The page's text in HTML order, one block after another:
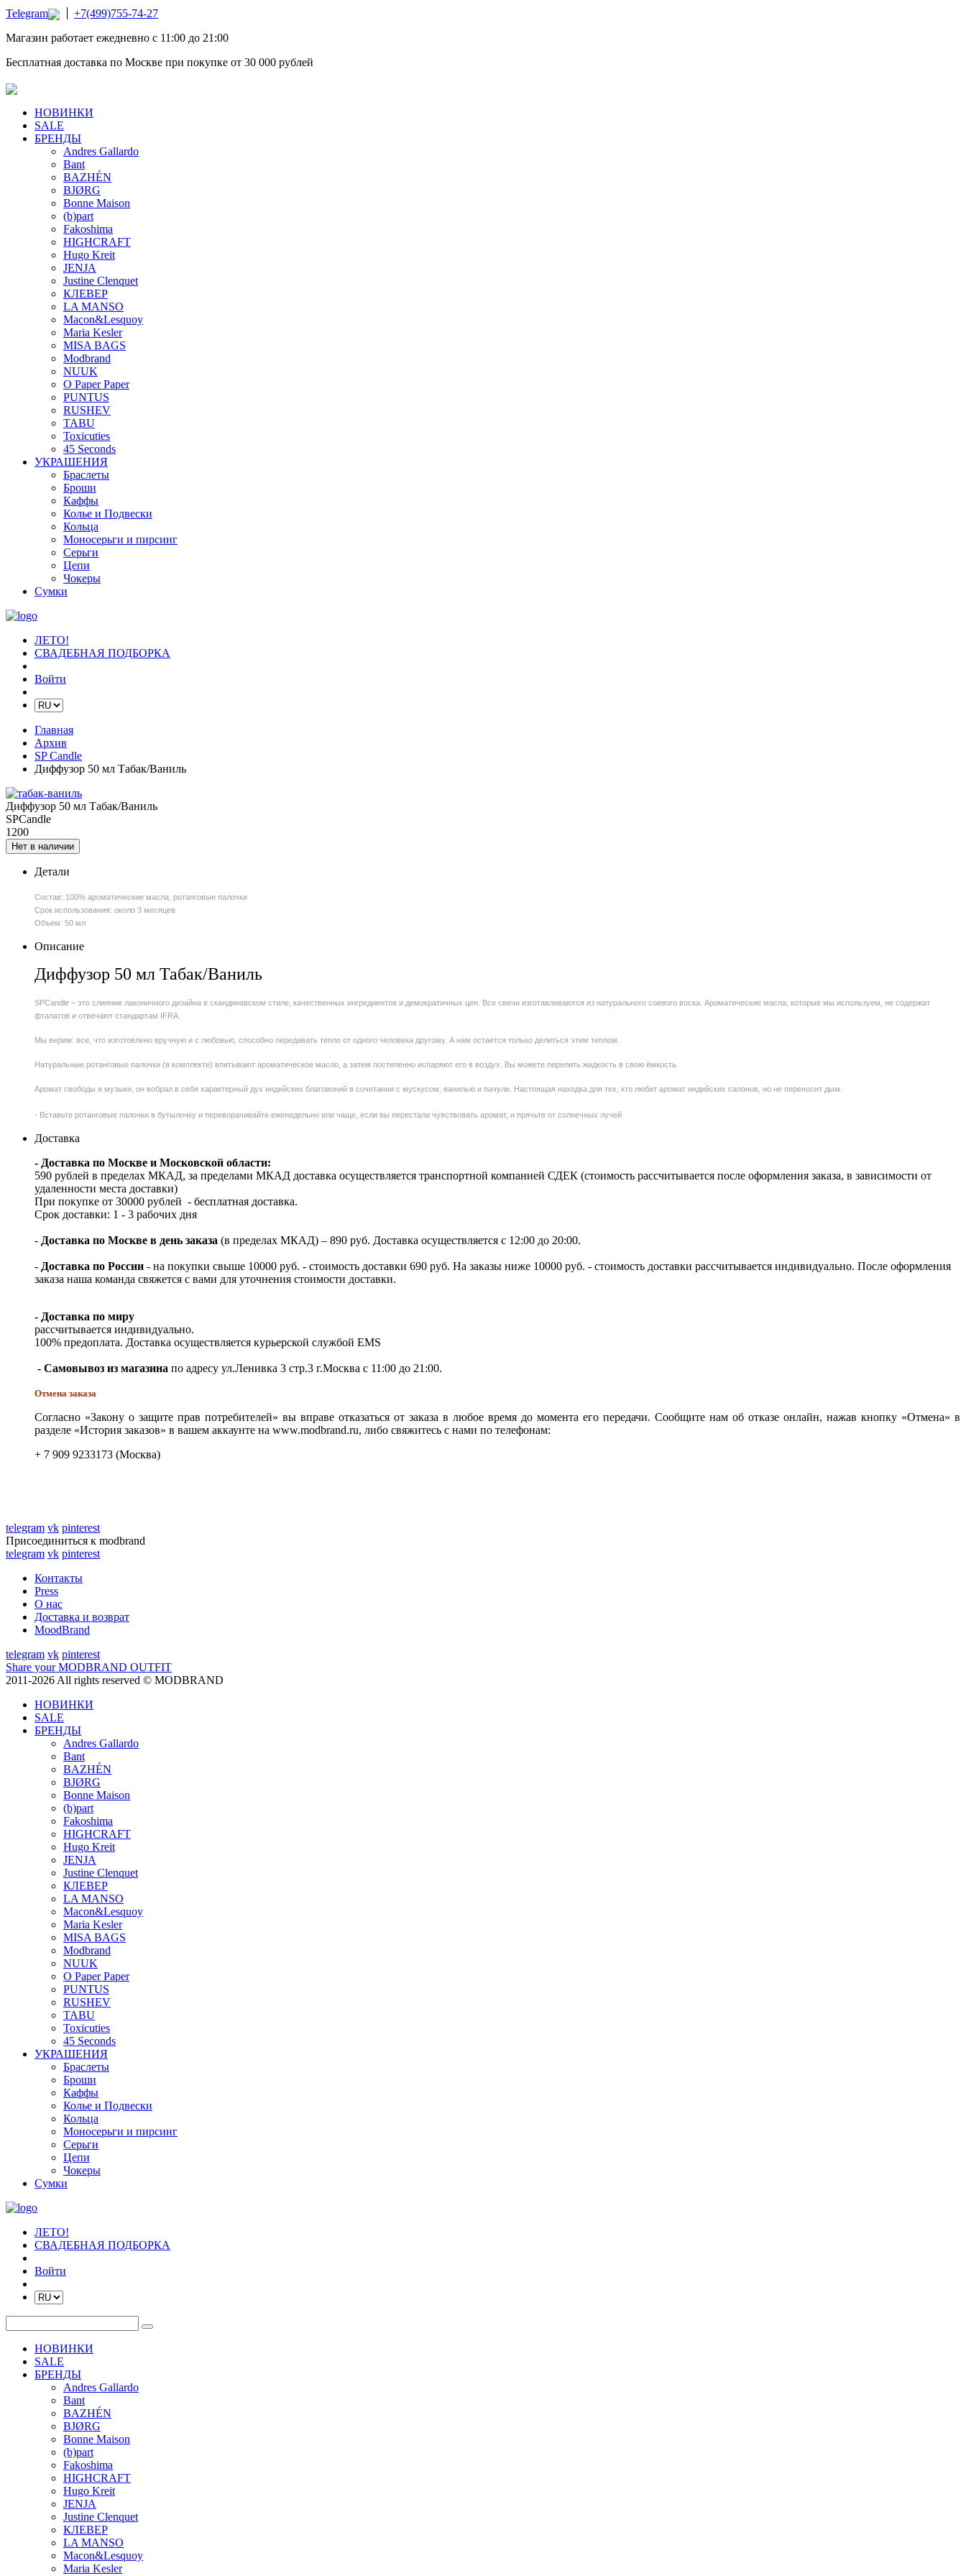
Telegram
+7(499)755-74-27
Магазин работает ежедневно с 11:00 до 21:00
Бесплатная доставка по Москве при покупке от 30 000 рублей
НОВИНКИ
SALE
БРЕНДЫ
Andres Gallardo
Bant
BAZHÉN
BJØRG
Bonne Maison
(b)part
Fakoshima
HIGHCRAFT
Hugo Kreit
JENJA
Justine Clenquet
КЛЕВЕР
LA MANSO
Macon&Lesquoy
Maria Kesler
MISA BAGS
Modbrand
NUUK
O Paper Paper
PUNTUS
RUSHEV
TABU
Toxicuties
45 Seconds
УКРАШЕНИЯ
Браслеты
Броши
Каффы
Колье и Подвески
Кольца
Моносерьги и пирсинг
Серьги
Цепи
Чокеры
Сумки
ЛЕТО!
СВАДЕБНАЯ ПОДБОРКА
Войти
Главная
Архив
SP Candle
Диффузор 50 мл Табак/Ваниль
Диффузор 50 мл Табак/Ваниль
SPCandle
1200
Нет в наличии
Детали
Состав: 100% ароматические масла, ротанговые палочки
Срок использования: около 3 месяцев
Объем: 50 мл
Описание
Диффузор 50 мл Табак/Ваниль
SPCandle – это слияние лаконичного дизайна в скандинавском стиле, качественных ингредиентов и демократичных цен. Все свечи изготавливаются из натурального соевого воска. Ароматические масла, которые мы используем, не содержат
фталатов и отвечают стандартам IFRA.
Мы верим: все, что изготовлено вручную и с любовью, способно передавать тепло от одного человека другому. А нам остается только делиться этим теплом.
Натуральные ротанговые палочки (в комплекте) впитывают ароматическое масло, а затем постепенно испаряют его в воздух. Вы можете перелить жидкость в свою ёмкость.
Аромат свободы и музыки, он вобрал в себя характерный дух индийских благовоний в сочетании с мускусом, ванилью и пачули. Настоящая находка для тех, кто любит аромат индийских салонов, но не переносит дым.
- Вставьте ротанговые палочки в бутылочку и переворачивайте еженедельно или чаще, если вы перестали чувствовать аромат, и прячьте от солнечных лучей
Доставка
- Доставка по Москве и Московской области:
590 рублей в пределах МКАД, за пределами МКАД доставка осуществляется транспортной компанией СДЕК (стоимость рассчитывается после оформления заказа, в зависимости от
удаленности места доставки)
При покупке от 30000 рублей - бесплатная доставка.
Срок доставки: 1 - 3 рабочих дня
- Доставка по Москве в день заказа (в пределах МКАД) – 890 руб. Доставка осуществляется с 12:00 до 20:00.
- Доставка по России - на покупки свыше 10000 руб. - стоимость доставки 690 руб. На заказы ниже 10000 руб. - стоимость доставки рассчитывается индивидуально. После оформления
заказа наша команда свяжется с вами для уточнения стоимости доставки.
- Доставка по миру
рассчитывается индивидуально.
100% предоплата. Доставка осуществляется курьерской службой EMS
- Самовывоз из магазина по адресу ул.Ленивка 3 стр.3 г.Москва с 11:00 до 21:00.
Отмена заказа
Согласно «Закону о защите прав потребителей» вы вправе отказаться от заказа в любое время до момента его передачи. Сообщите нам об отказе онлайн, нажав кнопку «Отмена» в
разделе «История заказов» в вашем аккаунте на www.modbrand.ru, либо свяжитесь с нами по телефонам:
+ 7 909 9233173 (Москва)
telegram vk pinterest
Присоединиться к modbrand
telegram vk pinterest
Контакты
Press
О нас
Доставка и возврат
MoodBrand
telegram vk pinterest
Share your MODBRAND OUTFIT
2011-2026 All rights reserved © MODBRAND
НОВИНКИ
SALE
БРЕНДЫ
Andres Gallardo
Bant
BAZHÉN
BJØRG
Bonne Maison
(b)part
Fakoshima
HIGHCRAFT
Hugo Kreit
JENJA
Justine Clenquet
КЛЕВЕР
LA MANSO
Macon&Lesquoy
Maria Kesler
MISA BAGS
Modbrand
NUUK
O Paper Paper
PUNTUS
RUSHEV
TABU
Toxicuties
45 Seconds
УКРАШЕНИЯ
Браслеты
Броши
Каффы
Колье и Подвески
Кольца
Моносерьги и пирсинг
Серьги
Цепи
Чокеры
Сумки
ЛЕТО!
СВАДЕБНАЯ ПОДБОРКА
Войти
НОВИНКИ
SALE
БРЕНДЫ
Andres Gallardo
Bant
BAZHÉN
BJØRG
Bonne Maison
(b)part
Fakoshima
HIGHCRAFT
Hugo Kreit
JENJA
Justine Clenquet
КЛЕВЕР
LA MANSO
Macon&Lesquoy
Maria Kesler